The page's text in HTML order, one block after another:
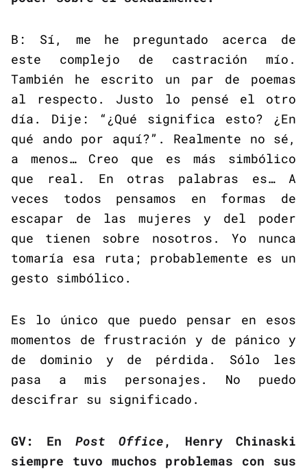
B: Sí, me he preguntado acerca de
este complejo de castración mío.
También he escrito un par de poemas
al respecto. Justo lo pensé el otro
día. Dije: “¿Qué significa esto? ¿En
qué ando por aquí?”. Realmente no sé,
a menos… Creo que es más simbólico
que real. En otras palabras es… A
veces todos pensamos en formas de
escapar de las mujeres y del poder
que tienen sobre nosotros. Yo nunca
tomaría esa ruta; probablemente es un
gesto simbólico.
Es lo único que puedo pensar en esos
momentos de frustración y de pánico y
de dominio y de pérdida. Sólo les
pasa a mis personajes. No puedo
descifrar su significado.
GV: En Post Office , Henry Chinaski
siempre tuvo muchos problemas con sus